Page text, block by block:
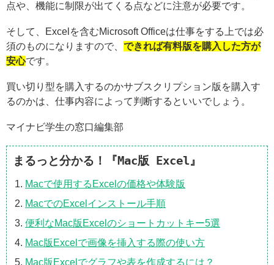
点や、機能に制限が出てくる点などに注意が必要です。
そして、Excelを含むMicrosoft Officeは仕事をする上では必
須のものになりますので、 できれば有料版を購入した方が
安心です。
買い切り型を購入するのかサブスクリプション版を購入す
るのかは、仕事内容によって判断するといいでしょう。
マイナビ学生の窓口編集部
まるっと分かる！『Mac版 Excel』
Macで使用するExcelの価格や体験版
MacでのExcelインストール手順
便利なMac版Excelのショートカットキー5選
Mac版Excelで画像を挿入する際の使い方
Mac版Excelでグラフや表を作成するには？